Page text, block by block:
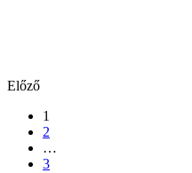
Előző
1
2
…
3